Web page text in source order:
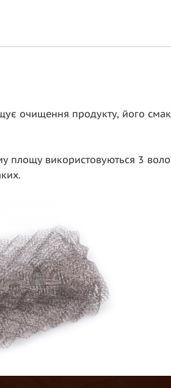
очищення продукту, його
площу використовуються 3